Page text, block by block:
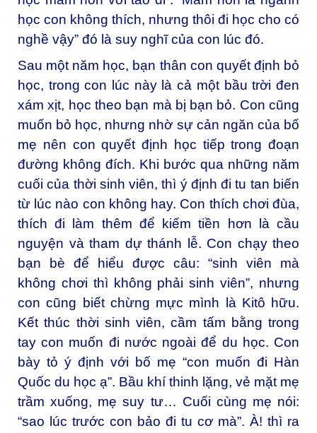
học con không thích, nhưng thôi đi học cho có
nghề vậy” đó là suy nghĩ của con lúc đó.
Sau một năm học, bạn thân con quyết định bỏ
học, trong con lúc này là cả một bầu trời đen
xám xịt, học theo bạn mà bị bạn bỏ. Con cũng
muốn bỏ học, nhưng nhờ sự cản ngăn của bố
mẹ nên con quyết định học tiếp trong đoạn
đường không đích. Khi bước qua những năm
cuối của thời sinh viên, thì ý định đi tu tan biến
từ lúc nào con không hay. Con thích chơi đùa,
thích đi làm thêm để kiếm tiền hơn là cầu
nguyện và tham dự thánh lễ. Con chạy theo
bạn bè để hiểu được câu: “sinh viên mà
không chơi thì không phải sinh viên”, nhưng
con cũng biết chừng mực mình là Kitô hữu.
Kết thúc thời sinh viên, cầm tấm bằng trong
tay con muốn đi nước ngoài để du học. Con
bày tỏ ý định với bố mẹ “con muốn đi Hàn
Quốc du học ạ”. Bầu khí thinh lặng, vẻ mặt mẹ
trầm xuống, mẹ suy tư… Cuối cùng mẹ nói:
“sao lúc trước con bảo đi tu cơ mà”. À! thì ra